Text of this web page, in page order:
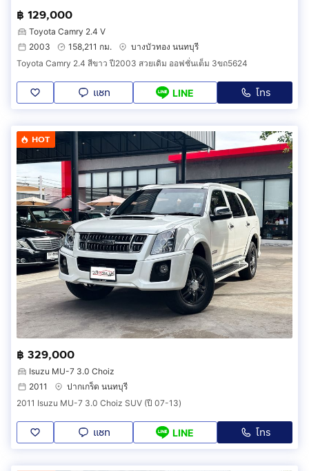
฿ 129,000
Toyota Camry 2.4 V
2003
158,211 กม.
บางบัวทอง นนทบุรี
Toyota Camry 2.4 สีขาว ปี2003 สวยเดิม ออฟชั่นเต็ม 3ขถ5624
แชท LINE โทร
HOT
฿ 329,000
Isuzu MU-7 3.0 Choiz
2011
ปากเกร็ด นนทบุรี
2011 Isuzu MU-7 3.0 Choiz SUV (ปี 07-13)
แชท LINE โทร